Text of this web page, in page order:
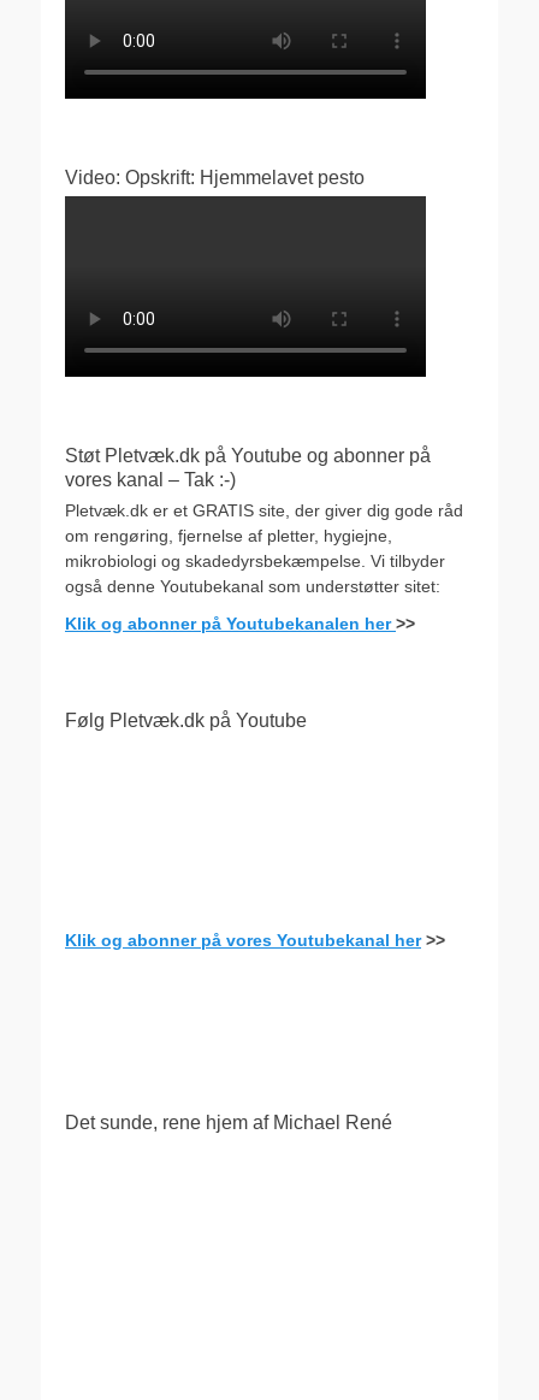
Video: Opskrift: Hjemmelavet pesto
Støt Pletvæk.dk på Youtube og abonner på
vores kanal – Tak :-)
Pletvæk.dk er et GRATIS site, der giver dig gode råd
om rengøring, fjernelse af pletter, hygiejne,
mikrobiologi og skadedyrsbekæmpelse. Vi tilbyder
også denne Youtubekanal som understøtter sitet:
Klik og abonner på Youtubekanalen her>>
Følg Pletvæk.dk på Youtube
Klik og abonner på vores Youtubekanal her>>
Det sunde, rene hjem af Michael René